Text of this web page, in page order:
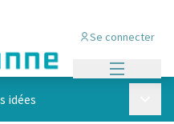
Se connecter
idées